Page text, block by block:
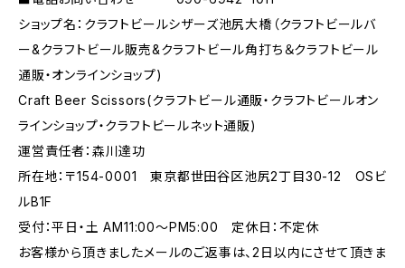
ショップ名：クラフトビールシザーズ池尻大橋（クラフトビールバ
ー&クラフトビール販売&クラフトビール角打ち＆クラフトビール
通販・オンラインショップ)
Craft Beer Scissors(クラフトビール通販・クラフトビールオン
ラインショップ・クラフトビールネット通販)
運営責任者：森川達功
所在地：〒154-0001 東京都世田谷区池尻2丁目30-12 OSビ
ルB1F
受付：平日・土 AM11:00～PM5:00 定休日：不定休
お客様から頂きましたメールのご返事は、2日以内にさせて頂きま